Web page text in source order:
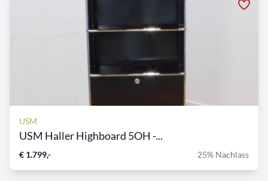
USM
USM Haller Highboard 5OH -...
€ 1.799,- 25% Nachlass